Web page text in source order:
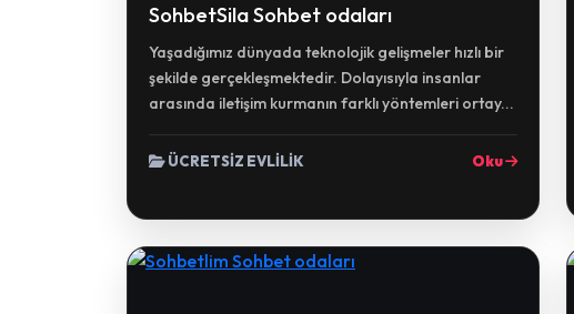
SohbetSila Sohbet odaları
Yaşadığımız dünyada teknolojik gelişmeler hızlı bir
şekilde gerçekleşmektedir. Dolayısıyla insanlar
arasında iletişim kurmanın farklı yöntemleri ortay...
ÜCRETSİZ EVLİLİK Oku